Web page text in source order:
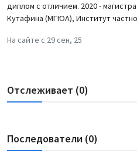
Подписка
диплом с отличием. 2020 -
Кутафина (МГЮА), Институт
На сайте с 29 сен, 25
Отслеживает (0)
Последователи (0)